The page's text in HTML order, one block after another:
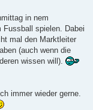
in nem
spielen. Dabei
mal den Marktleiter
(auch wenn die
wissen will).
immer wieder gerne.